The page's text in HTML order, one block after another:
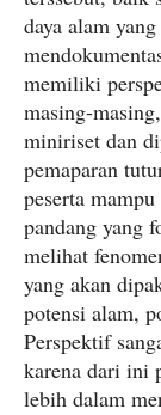
daya alam
memiliki
masing-
miniriset dan
pemaparan
peserta
pandang yang
melihat
yang akan
potensi alam,
Perspektif
karena dari ini
lebih dalam